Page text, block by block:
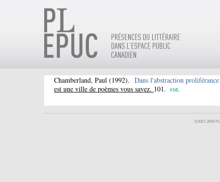
Chamberland, Paul (1992). Dans l'abstraction
est une ville de poèmes vous savez. 101. XML
©2007-2009